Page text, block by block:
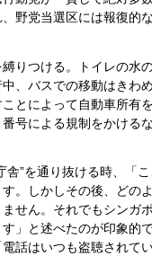
野党当選区には報復的
りつける。トイレの水
、バスでの移動はきわ
とによって自動車所有
号による規制をかける
”を通り抜ける時、「
。しかしその後、どの
せん。それでもシンガ
」と述べたのが印象的
話はいつも盗聴されて